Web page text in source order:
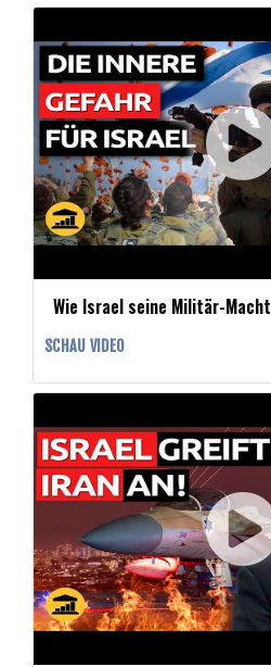
Wie Israel seine Militär-
SCHAU VIDEO